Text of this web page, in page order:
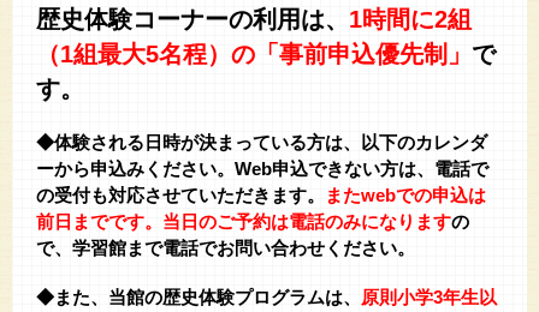
歴史体験コーナーの利用は、 1時間に2組
（1組最大5名程）の「事前申込優先制」 で
す。
◆体験される日時が決まっている方は、以下のカレンダ
ーから申込みください。Web申込できない方は、電話で
の受付も対応させていただきます。
またwebでの申込は
前日までです。当日のご予約は電話のみになりますの
で、学習館まで電話でお問い合わせください。
◆また、当館の歴史体験プログラムは、
原則小学3年生以